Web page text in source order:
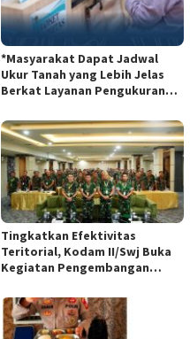
*Masyarakat Dapat Jadwal
Ukur Tanah yang Lebih Jelas
Berkat Layanan Pengukuran
Tingkatkan Efektivitas
Teritorial, Kodam II/Swj Buka
Kegiatan Pengembangan
Apkowil TA 2026*